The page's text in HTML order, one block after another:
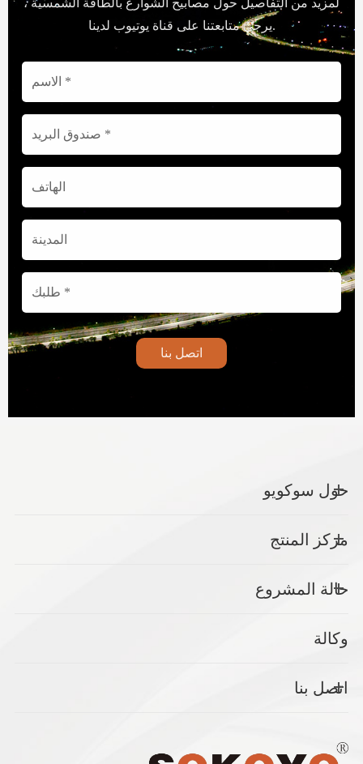
يرجى متابعتنا على قناة يوتيوب لدينا.
اتصل بنا
حول سوكويو
مركز المنتج
حالة المشروع
وكالة
اتصل بنا